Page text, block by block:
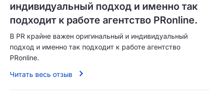
индивидуальный подход и именно так
подходит к работе агентство PRonline.
В PR крайне важен оригинальный и индивидуальный
подход и именно так подходит к работе агентство
PRonline.
Читать весь отзыв